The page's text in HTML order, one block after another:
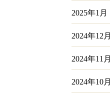
2025年1月
2024年12月
2024年11月
2024年10月